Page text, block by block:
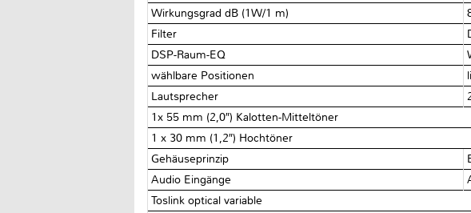
Wirkungsgrad dB (1W/1 m)
Filter
DSP-Raum-EQ
wählbare Positionen
Lautsprecher
1x 55 mm (2,0″) Kalotten-Mitteltöner
1 x 30 mm (1,2″) Hochtöner
Gehäuseprinzip
Audio Eingänge
Toslink optical variable